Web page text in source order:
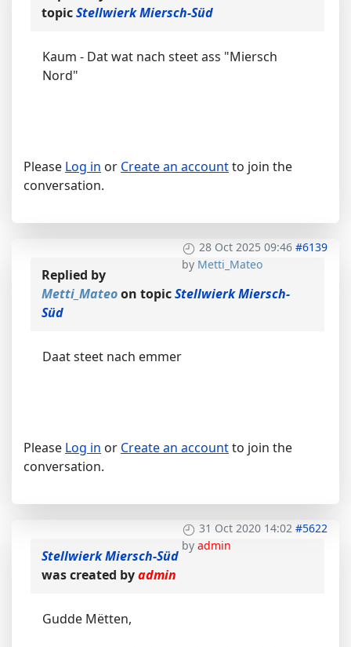
topicStellwierk Miersch-Süd
Kaum - Dat wat nach steet ass "Miersch
Nord"
Please Log in or Create an accountto join the
conversation.
28 Oct 2025 09:46 #6139
by Metti_Mateo
Replied by
Metti_Mateoon topicStellwierk Miersch-
Süd
Daat steet nach emmer
Please Log in or Create an accountto join the
conversation.
31 Oct 2020 14:02 #5622
by admin
Stellwierk Miersch-Süd
was created byadmin
Gudde Mëtten,